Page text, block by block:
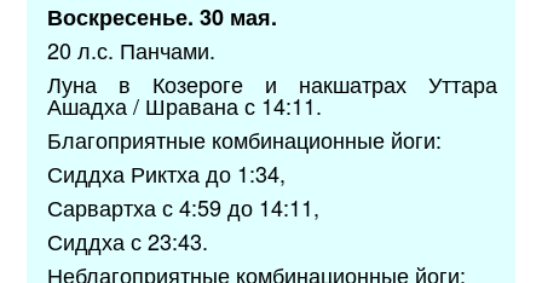
Воскресенье. 30 мая.
20 л.с. Панчами.
Луна в Козероге и накшатрах Уттара
Ашадха / Шравана с 14:11.
Благоприятные комбинационные йоги:
Сиддха Риктха до 1:34,
Сарвартха с 4:59 до 14:11,
Сиддха с 23:43.
Неблагоприятные комбинационные йоги: